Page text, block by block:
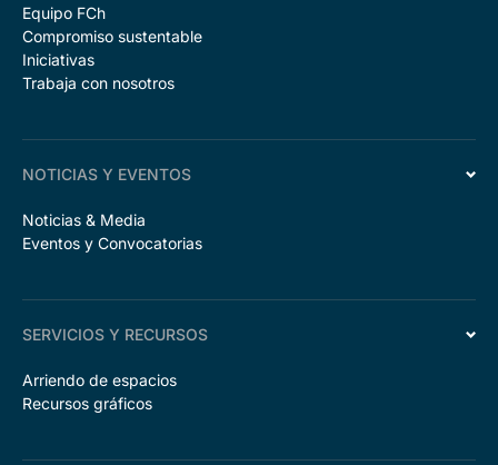
Equipo FCh
Compromiso sustentable
Iniciativas
Trabaja con nosotros
NOTICIAS Y EVENTOS
Noticias & Media
Eventos y Convocatorias
SERVICIOS Y RECURSOS
Arriendo de espacios
Recursos gráficos